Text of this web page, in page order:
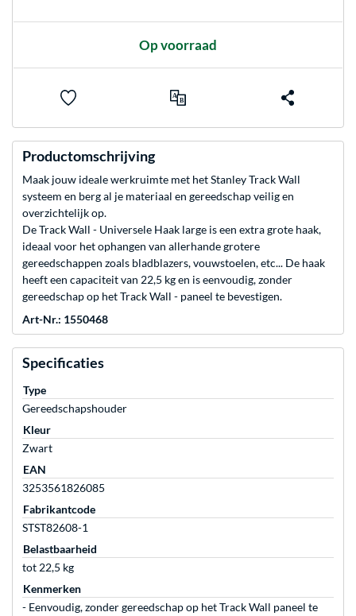
Op voorraad
Productomschrijving
Maak jouw ideale werkruimte met het Stanley Track Wall
systeem en berg al je materiaal en gereedschap veilig en
overzichtelijk op.
De Track Wall - Universele Haak large is een extra grote haak,
ideaal voor het ophangen van allerhande grotere
gereedschappen zoals bladblazers, vouwstoelen, etc... De haak
heeft een capaciteit van 22,5 kg en is eenvoudig, zonder
gereedschap op het Track Wall - paneel te bevestigen.
Art-Nr.: 1550468
Specificaties
Type
Gereedschapshouder
Kleur
Zwart
EAN
3253561826085
Fabrikantcode
STST82608-1
Belastbaarheid
tot 22,5 kg
Kenmerken
- Eenvoudig, zonder gereedschap op het Track Wall paneel te